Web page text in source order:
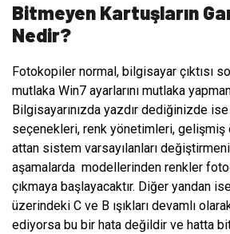
Bitmeyen Kartuşların
Nedir?
Fotokopiler normal, bilgisayar çıktısı
mutlaka Win7 ayarlarını mutlaka
Bilgisayarınızda yazdır dediğinizde
seçenekleri, renk yönetimleri,
attan sistem varsayılanları
aşamalarda modellerinden renkler
çıkmaya başlayacaktır. Diğer yandan
üzerindeki C ve B ışıkları devamlı
ediyorsa bu bir hata değildir ve hatta